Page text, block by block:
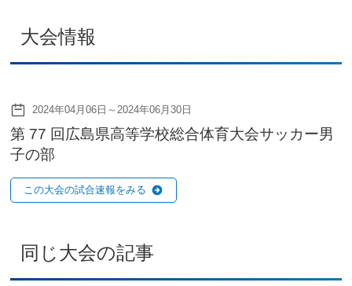
大会情報
2024年04月06日～2024年06月30日
第 77 回広島県高等学校総合体育大会サッカー男
子の部
この大会の試合速報をみる
同じ大会の記事